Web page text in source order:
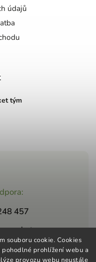
souboru cookie. Cookies
prohlížení webu a
provozu webu neustále
457
údajů
tým